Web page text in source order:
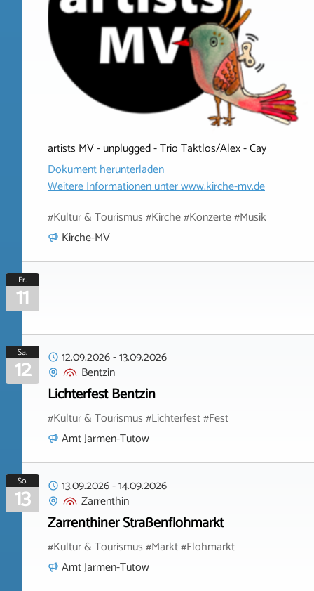
artists MV - unplugged - Trio Taktlos/Alex - Cay
Dokument herunterladen
Weitere Informationen unterwww.kirche-mv.de
#Kultur & Tourismus #Kirche #Konzerte #Musik
Kirche-MV
Fr.
11
Sa.
12 12.09.2026-13.09.2026
Bentzin
Lichterfest Bentzin
#Kultur & Tourismus #Lichterfest #Fest
Amt Jarmen-Tutow
So.
13 13.09.2026-14.09.2026
Zarrenthin
Zarrenthiner Straßenflohmarkt
#Kultur & Tourismus #Markt #Flohmarkt
Amt Jarmen-Tutow